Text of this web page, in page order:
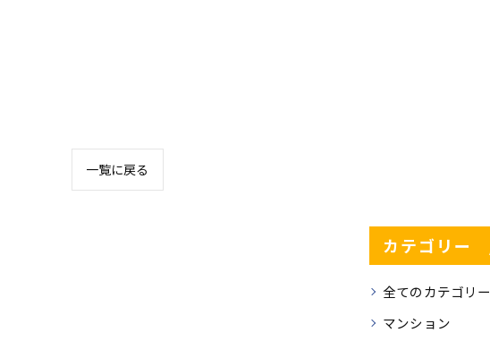
一覧に戻る
カテゴリー
全てのカテゴリー
マンション